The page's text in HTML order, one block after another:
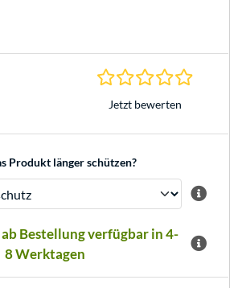
Jetzt bewerten
Produkt länger schützen?
Bestellung verfügbar in 4-
8 Werktagen